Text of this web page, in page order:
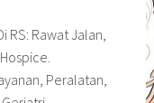
RS: Rawat Jalan,
Peralatan,